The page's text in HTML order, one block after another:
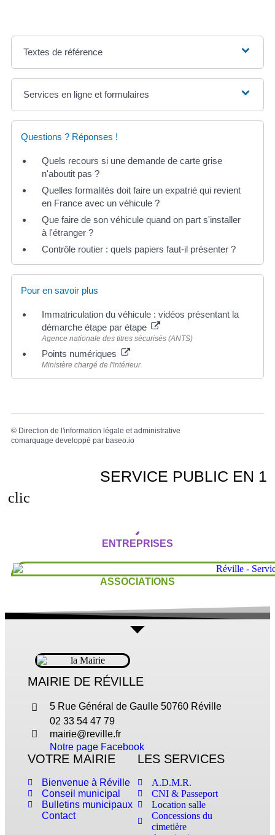
Textes de référence
Services en ligne et formulaires
Questions ? Réponses !
Quels recours si une demande de carte grise
n'aboutit pas ?
Quelles formalités doit faire un expatrié qui revient
en France avec un véhicule ?
Que faire de son véhicule quand on part s'installer
à l'étranger ?
Contrôle routier : quels papiers faut-il présenter ?
Pour en savoir plus
Immatriculation du véhicule : vidéos présentant la
démarche étape par étape
Agence nationale des titres sécurisés (ANTS)
Points numériques
Ministère chargé de l'intérieur
© Direction de l'information légale et administrative
comarquage developpé par baseo.io
SERVICE PUBLIC EN 1
clic
ENTREPRISES
ASSOCIATIONS
MAIRIE DE RÉVILLE
5 Rue Général de Gaulle 50760 Réville
02 33 54 47 79
mairie@reville.fr
Notre page Facebook
VOTRE MAIRIE
Bienvenue à Réville
Conseil municipal
Bulletins municipaux
Contact
LES SERVICES
A.D.M.R.
CNI & Passeport
Location salle
Concessions du
cimetière